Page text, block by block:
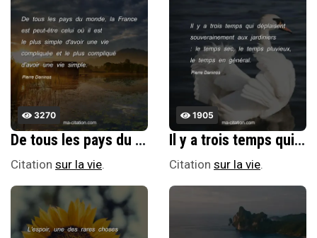
3270
De tous les pays du monde, la France est peut-Ãªtre celui oÃ¹ il est le plus simple d'avoir une vie compliquÃ©e et le plus compliquÃ© d'avoir une vie simple.
Citation sur la vie.
1905
Il y a trois temps qui dÃ©plaisent souverainement aux jardiniers : le temps sec, le temps pluvieux, le temps en gÃ©nÃ©ral.
Citation sur la vie.